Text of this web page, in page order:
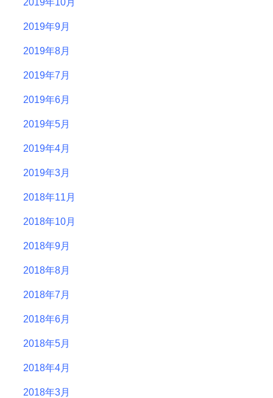
2019年10月
2019年9月
2019年8月
2019年7月
2019年6月
2019年5月
2019年4月
2019年3月
2018年11月
2018年10月
2018年9月
2018年8月
2018年7月
2018年6月
2018年5月
2018年4月
2018年3月